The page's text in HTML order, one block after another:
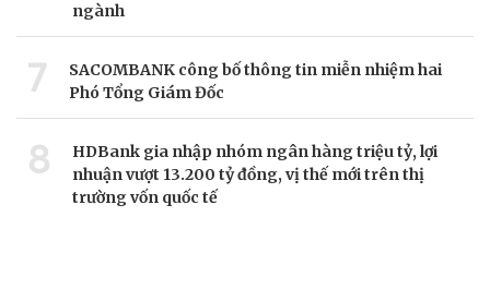
ngành
7
SACOMBANK công bố thông tin miễn nhiệm hai
Phó Tổng Giám Đốc
8
HDBank gia nhập nhóm ngân hàng triệu tỷ, lợi
nhuận vượt 13.200 tỷ đồng, vị thế mới trên thị
trường vốn quốc tế